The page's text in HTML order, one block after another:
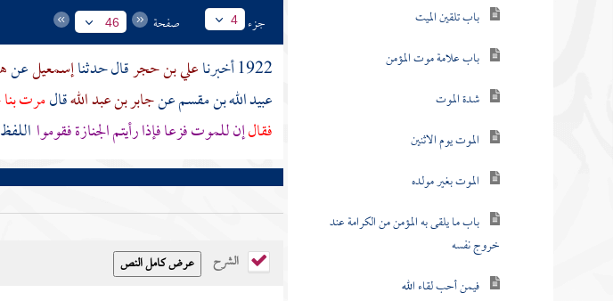
باب تلقين الميت
باب علامة موت المؤمن
شدة الموت
الموت يوم الاثنين
الموت بغير مولده
باب ما يلقى به المؤمن من الكرامة عند
خروج نفسه
فيمن أحب لقاء الله
جزء 4 صفحة 46
1922 أخبرنا علي بن حجرقال حدثناإسمعيلعن
عبيد الله بن مقسمعنجابر بن عبد اللهقالمرت
فقالإن للموت فزعا فإذا رأيتم الجنازة فقوموا اللفظ
الشرح